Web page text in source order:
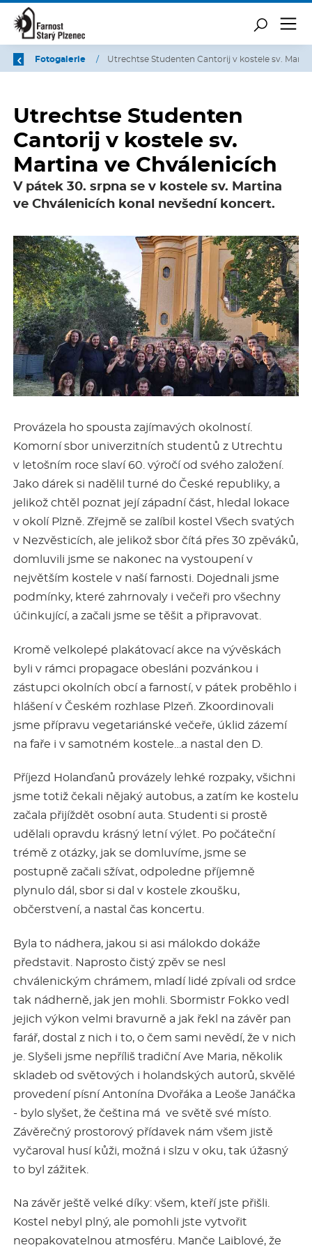
Zpět
Úvod /
Fotogalerie /
Utrechtse Studenten
Cantorij v kostele sv.
Martina ve Chválenicích
V pátek 30. srpna se v kostele sv. Martina
ve Chválenicích konal nevšední koncert.
Provázela ho spousta zajímavých okolností.
Komorní sbor univerzitních studentů z Utrechtu
v letošním roce slaví 60. výročí od svého založení.
Jako dárek si nadělil turné do České republiky, a
jelikož chtěl poznat její západní část, hledal lokace
v okolí Plzně. Zřejmě se zalíbil kostel Všech svatých
v Nezvěsticích, ale jelikož sbor čítá přes 30 zpěváků,
domluvili jsme se nakonec na vystoupení v
největším kostele v naší farnosti. Dojednali jsme
podmínky, které zahrnovaly i večeři pro všechny
účinkující, a začali jsme se těšit a připravovat.
Kromě velkolepé plakátovací akce na vývěskách
byli v rámci propagace obesláni pozvánkou i
zástupci okolních obcí a farností, v pátek proběhlo i
hlášení v Českém rozhlase Plzeň. Zkoordinovali
jsme přípravu vegetariánské večeře, úklid zázemí
na faře i v samotném kostele…a nastal den D.
Příjezd Holanďanů provázely lehké rozpaky, všichni
jsme totiž čekali nějaký autobus, a zatím ke kostelu
začala přijíždět osobní auta. Studenti si prostě
udělali opravdu krásný letní výlet. Po počáteční
trémě z otázky, jak se domluvíme, jsme se
postupně začali sžívat, odpoledne příjemně
plynulo dál, sbor si dal v kostele zkoušku,
občerstvení, a nastal čas koncertu.
Byla to nádhera, jakou si asi málokdo dokáže
představit. Naprosto čistý zpěv se nesl
chválenickým chrámem, mladí lidé zpívali od srdce
tak nádherně, jak jen mohli. Sbormistr Fokko vedl
jejich výkon velmi bravurně a jak řekl na závěr pan
farář, dostal z nich i to, o čem sami nevědí, že v nich
je. Slyšeli jsme nepříliš tradiční Ave Maria, několik
skladeb od světových i holandských autorů, skvělé
provedení písní Antonína Dvořáka a Leoše Janáčka
- bylo slyšet, že čeština má ve světě své místo.
Závěrečný prostorový přídavek nám všem jistě
vyčaroval husí kůži, možná i slzu v oku, tak úžasný
to byl zážitek.
Na závěr ještě velké díky: všem, kteří jste přišli.
Kostel nebyl plný, ale pomohli jste vytvořit
neopakovatelnou atmosféru. Manče Laiblové, že